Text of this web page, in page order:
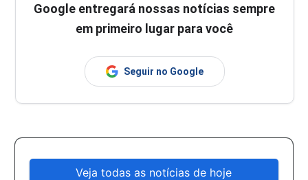
Google entregará nossas notícias sempre
em primeiro lugar para você
Seguir no Google
Veja todas as notícias de hoje